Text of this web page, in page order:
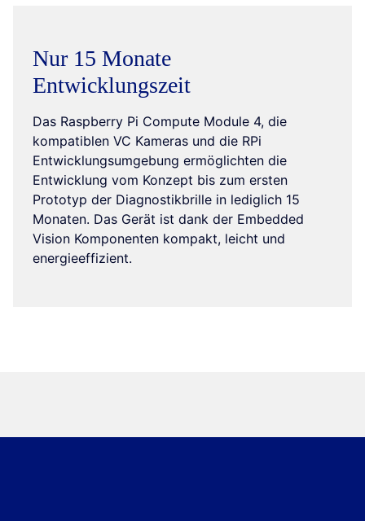
Nur 15 Monate
Entwicklungszeit
Das Raspberry Pi Compute Module 4, die
kompatiblen VC Kameras und die RPi
Entwicklungsumgebung ermöglichten die
Entwicklung vom Konzept bis zum ersten
Prototyp der Diagnostikbrille in lediglich 15
Monaten. Das Gerät ist dank der Embedded
Vision Komponenten kompakt, leicht und
energieeffizient.